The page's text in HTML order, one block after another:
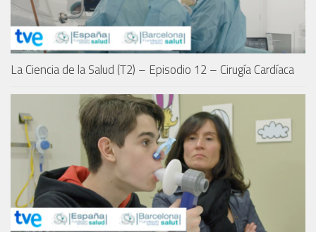
La Ciencia de la Salud (T2) – Episodio 12 – Cirugía Cardíaca